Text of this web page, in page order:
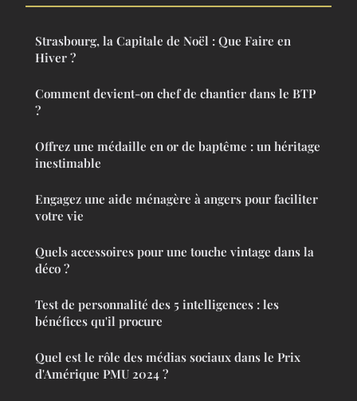
Strasbourg, la Capitale de Noël : Que Faire en
Hiver ?
Comment devient-on chef de chantier dans le BTP
?
Offrez une médaille en or de baptême : un héritage
inestimable
Engagez une aide ménagère à angers pour faciliter
votre vie
Quels accessoires pour une touche vintage dans la
déco ?
Test de personnalité des 5 intelligences : les
bénéfices qu'il procure
Quel est le rôle des médias sociaux dans le Prix
d'Amérique PMU 2024 ?